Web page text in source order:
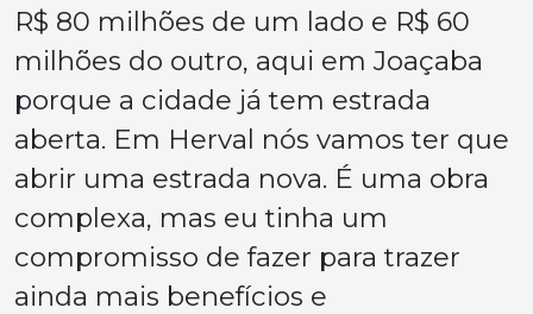
R$ 80 milhões de um lado e R$ 60
milhões do outro, aqui em Joaçaba
porque a cidade já tem estrada
aberta. Em Herval nós vamos ter que
abrir uma estrada nova. É uma obra
complexa, mas eu tinha um
compromisso de fazer para trazer
ainda mais benefícios e